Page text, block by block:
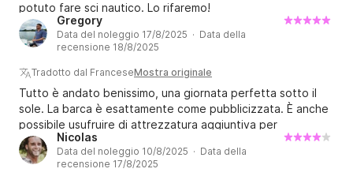
potuto fare sci nautico. Lo rifaremo!
Gregory
Data del noleggio 17/8/2025 · Data della
recensione 18/8/2025
Tradotto dal FranceseMostra originale
Tutto è andato benissimo, una giornata perfetta sotto il
sole. La barca è esattamente come pubblicizzata. È anche
possibile usufruire di attrezzatura aggiuntiva per
wakeboard o tubing. La barca è in buone condizioni.
Nicolas
Data del noleggio 10/8/2025 · Data della
recensione 17/8/2025